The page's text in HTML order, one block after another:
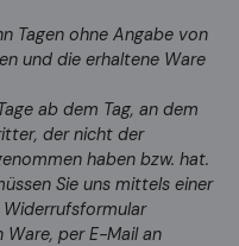
Tagen ohne Angabe von
und die erhaltene Ware
ab dem Tag, an dem
der nicht der
haben bzw. hat.
Sie uns mittels einer
per E-Mail an